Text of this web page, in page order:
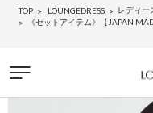
TOP LOUNGEDRESS レディー
《セットアイテム》【JAPAN